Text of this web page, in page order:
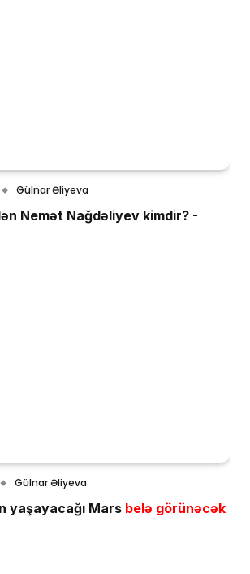
Gülnar Əliyeva
Nemət Nağdəliyev kimdir? -
Gülnar Əliyeva
yaşayacağı Mars belə görünəcək